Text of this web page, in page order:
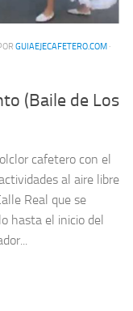
GUIAEJECAFETERO.COM ·
(Baile de Los
cafetero con el
al aire libre
Real que se
hasta el inicio del